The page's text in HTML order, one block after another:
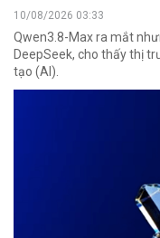
10/08/2026 03:33
Qwen3.8-Max ra mắt
DeepSeek, cho thấy thị
tạo (AI).